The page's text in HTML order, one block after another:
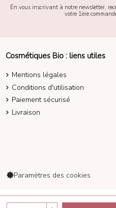
En vous inscrivant à notre newsletter,
votre 1ère
Cosmétiques Bio : liens utiles
Mentions légales
Conditions d'utilisation
Paiement sécurisé
Livraison
Paramètres des cookies
Alguoa